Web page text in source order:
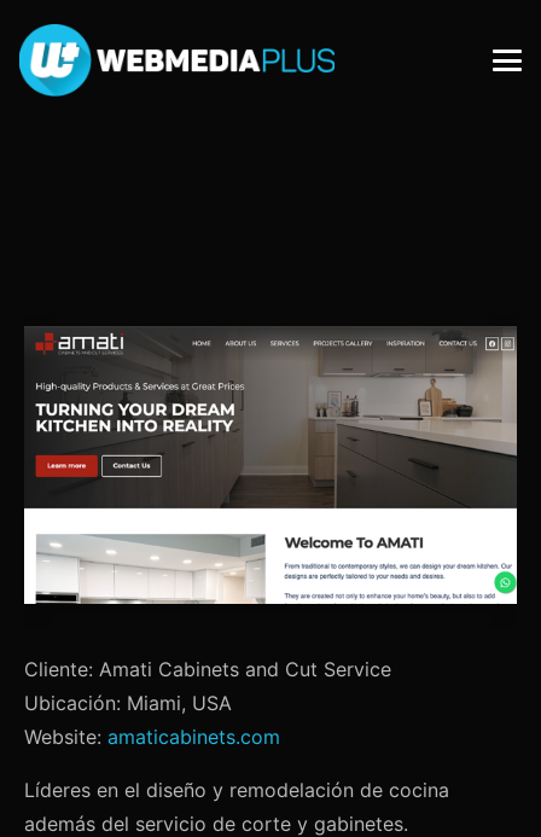
Cliente: Amati Cabinets and Cut Service
Ubicación: Miami, USA
Website: amaticabinets.com
Líderes en el diseño y remodelación de cocina
además del servicio de corte y gabinetes.